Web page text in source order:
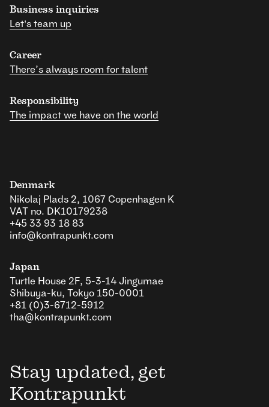
Stay updated, get
Kontrapunkt
Business inquiries
Let's team up
Career
There’s always room for talent
Responsibility
The impact we have on the world
Denmark
Nikolaj Plads 2, 1067 Copenhagen K
VAT no. DK10179238
+45 33 93 18 83
info@kontrapunkt.com
Japan
Turtle House 2F, 5-3-14 Jingumae
Shibuya-ku, Tokyo 150-0001
+81 (0)3-6712-5912
tha@kontrapunkt.com